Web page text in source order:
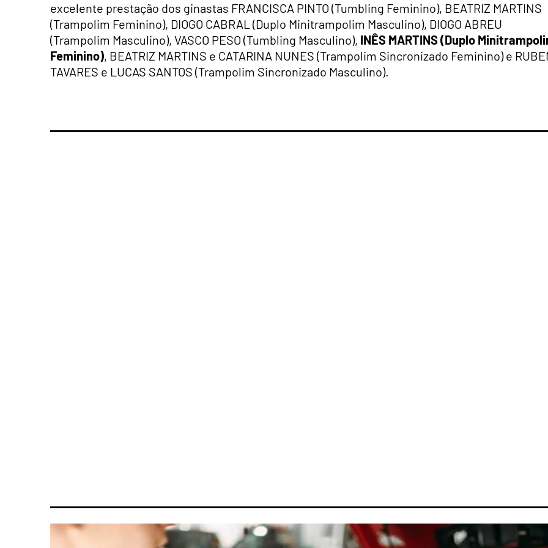
excelente prestação dos ginastas FRANCISCA PINTO (Tumbling Feminino), BEATRIZ MARTINS
(Trampolim Feminino), DIOGO CABRAL (Duplo Minitrampolim Masculino), DIOGO ABREU
(Trampolim Masculino), VASCO PESO (Tumbling Masculino), INÊS MARTINS (Duplo
Feminino), BEATRIZ MARTINS e CATARINA NUNES (Trampolim Sincronizado Feminino) e
TAVARES e LUCAS SANTOS (Trampolim Sincronizado Masculino).